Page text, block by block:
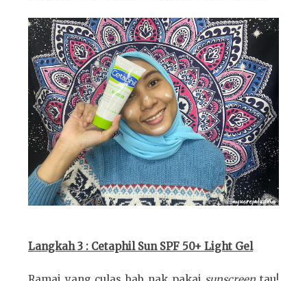
Langkah 3 : Cetaphil Sun SPF 50+ Light Gel